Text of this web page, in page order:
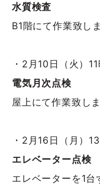
水質検査
B1階にて作業致し
・2月10日（火）
電気月次点検
屋上にて作業致しま
・2月16日（月）
エレベーター点検
エレベーターを1台